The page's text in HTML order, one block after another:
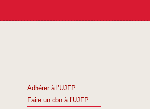
Adhérer à l’UJFP
Faire un don à l’UJFP